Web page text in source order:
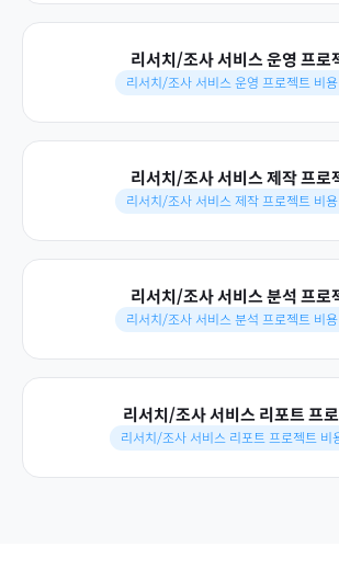
리서치/조사 서비스 운영 프로
리서치/조사 서비스 운영 프로젝트 비
리서치/조사 서비스 제작 프로
리서치/조사 서비스 제작 프로젝트 비
리서치/조사 서비스 분석 프로
리서치/조사 서비스 분석 프로젝트 비
리서치/조사 서비스 리포트 프
리서치/조사 서비스 리포트 프로젝트 비